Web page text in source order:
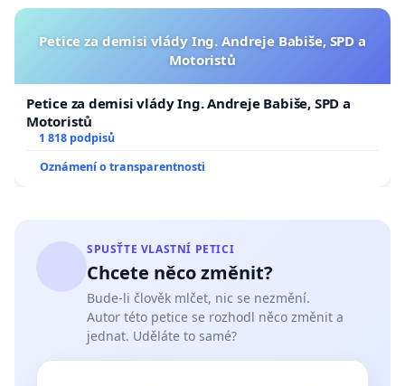
Petice za demisi vlády Ing. Andreje Babiše, SPD a
Motoristů
Petice za demisi vlády Ing. Andreje Babiše, SPD a
Motoristů
1 818 podpisů
Oznámení o transparentnosti
SPUSŤTE VLASTNÍ PETICI
Chcete něco změnit?
Bude-li člověk mlčet, nic se nezmění.
Autor této petice se rozhodl něco změnit a
jednat. Uděláte to samé?